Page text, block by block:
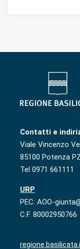
Contatti e
Viale Vincenzo
85100 Potenza PZ
Tel 0971 661111
URP
PEC: AOO-
C.F. 80002950766